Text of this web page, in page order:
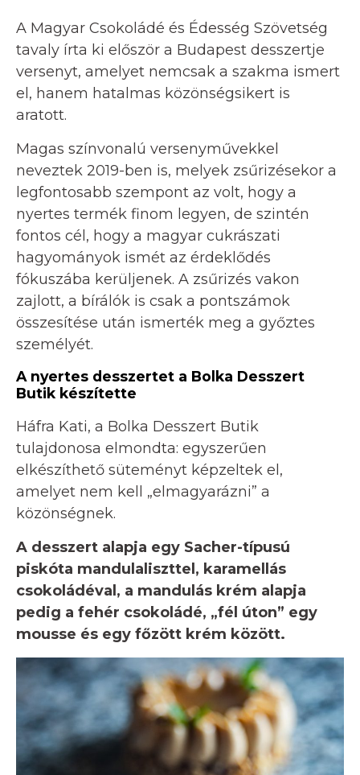
A Magyar Csokoládé és Édesség Szövetség
tavaly írta ki először a Budapest desszertje
versenyt, amelyet nemcsak a szakma ismert
el, hanem hatalmas közönségsikert is
aratott.
Magas színvonalú versenyművekkel
neveztek 2019-ben is, melyek zsűrizésekor a
legfontosabb szempont az volt, hogy a
nyertes termék finom legyen, de szintén
fontos cél, hogy a magyar cukrászati
hagyományok ismét az érdeklődés
fókuszába kerüljenek. A zsűrizés vakon
zajlott, a bírálók is csak a pontszámok
összesítése után ismerték meg a győztes
személyét.
A nyertes desszertet a Bolka Desszert
Butik készítette
Háfra Kati, a Bolka Desszert Butik
tulajdonosa elmondta: egyszerűen
elkészíthető süteményt képzeltek el,
amelyet nem kell „elmagyarázni” a
közönségnek.
A desszert alapja egy Sacher-típusú
piskóta mandulaliszttel, karamellás
csokoládéval, a mandulás krém alapja
pedig a fehér csokoládé, „fél úton” egy
mousse és egy főzött krém között.